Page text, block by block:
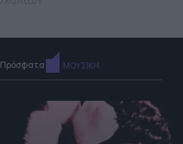
Πρόσφατα ΜΟΥΣΙΚΗ